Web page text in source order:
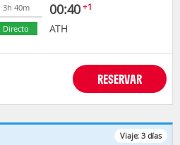
3h 40m
Directo
00:40+1
ATH
RESERVAR
Viaje: 3 días